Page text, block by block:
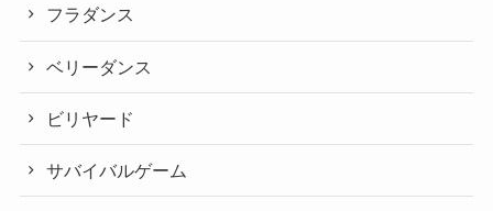
フラダンス
ベリーダンス
ビリヤード
サバイバルゲーム